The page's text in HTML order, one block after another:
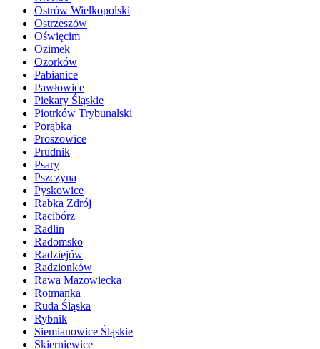
Ostrów Wielkopolski
Ostrzeszów
Oświęcim
Ozimek
Ozorków
Pabianice
Pawłowice
Piekary Śląskie
Piotrków Trybunalski
Porąbka
Proszowice
Prudnik
Psary
Pszczyna
Pyskowice
Rabka Zdrój
Racibórz
Radlin
Radomsko
Radziejów
Radzionków
Rawa Mazowiecka
Rotmanka
Ruda Śląska
Rybnik
Siemianowice Śląskie
Skierniewice